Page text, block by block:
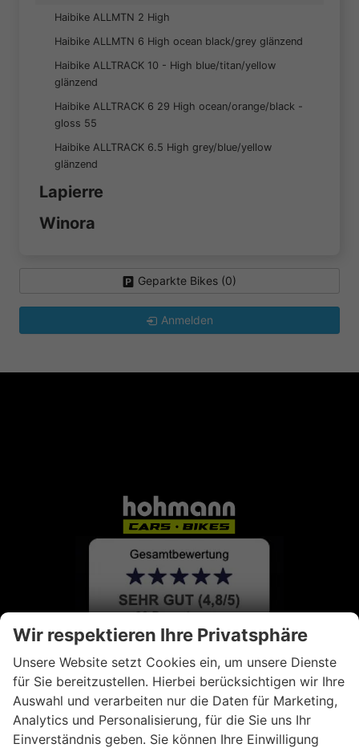
Haibike ALLMTN 2 High
Haibike ALLMTN 6 High ocean black/grey glänzend
Haibike ALLTRACK 10 - High blue/titan/yellow
glänzend
Haibike ALLTRACK 6 29 High ocean/orange/black -
gloss 55
Haibike ALLTRACK 6.5 High grey/blue/yellow
glänzend
Lapierre
Winora
Geparkte Bikes (0)
Anmelden
Wir respektieren Ihre Privatsphäre
Unsere Website setzt Cookies ein, um unsere Dienste
für Sie bereitzustellen. Hierbei berücksichtigen wir Ihre
Auswahl und verarbeiten nur die Daten für Marketing,
Analytics und Personalisierung, für die Sie uns Ihr
Einverständnis geben. Sie können Ihre Einwilligung